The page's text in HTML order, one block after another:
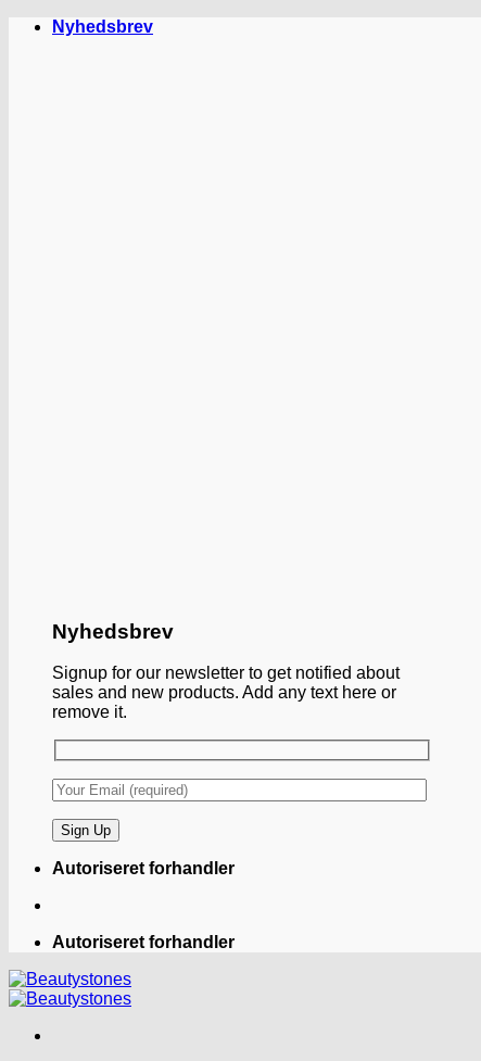
FortsætNyhedsbrev
Nyhedsbrev
Signup for our newsletter to get notified about
sales and new products. Add any text here or
remove it.
Autoriseret forhandler
Autoriseret forhandler